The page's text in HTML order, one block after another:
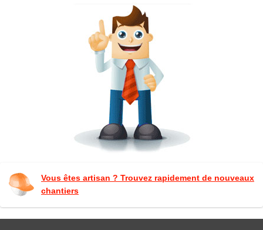
Vous êtes artisan ? Trouvez rapidement de nouveaux
chantiers